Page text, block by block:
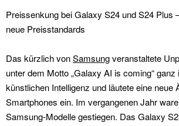
Preissenkung bei Galaxy S24 und S24 Plus
neue Preisstandards
Das kürzlich vonSamsungveranstaltete
unter dem Motto „Galaxy AI is coming“
künstlichen Intelligenz und läutete eine neue
Smartphones ein. Im vergangenen Jahr
Samsung-Modelle gestiegen. Das Galaxy